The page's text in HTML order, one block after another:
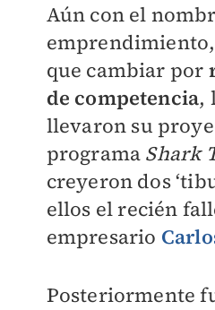
Aún con el
que cambiar por
de competencia,
llevaron su
programa Shark
creyeron dos
ellos el recién
empresario
Posteriormente